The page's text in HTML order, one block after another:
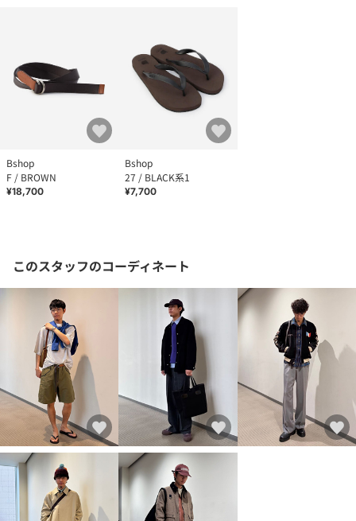
Bshop
F / BROWN
¥18,700
Bshop
27 / BLACK系1
¥7,700
このスタッフのコーディネート